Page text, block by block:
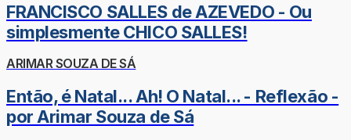
FRANCISCO SALLES de AZEVEDO - Ou
simplesmente CHICO SALLES!
ARIMAR SOUZA DE SÁ
Então, é Natal... Ah! O Natal... - Reflexão -
por Arimar Souza de Sá